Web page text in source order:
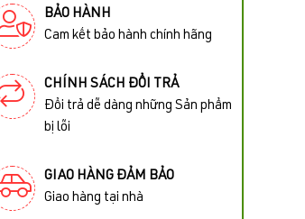
BẢO HÀNH
Cam kết bảo hành chính hãng
CHÍNH SÁCH ĐỔI TRẢ
Đổi trả dễ dàng những Sản phẩm
bị lỗi
GIAO HÀNG ĐẢM BẢO
Giao hàng tại nhà